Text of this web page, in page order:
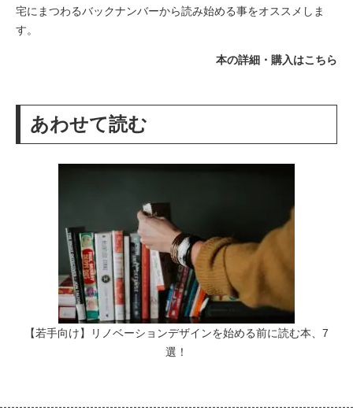
宅にまつわるバックナンバーから読み始める事をオススメしま
す。
本の詳細・購入はこちら
あわせて読む
【若手向け】リノベーションデザインを始める前に読む本、7
選！